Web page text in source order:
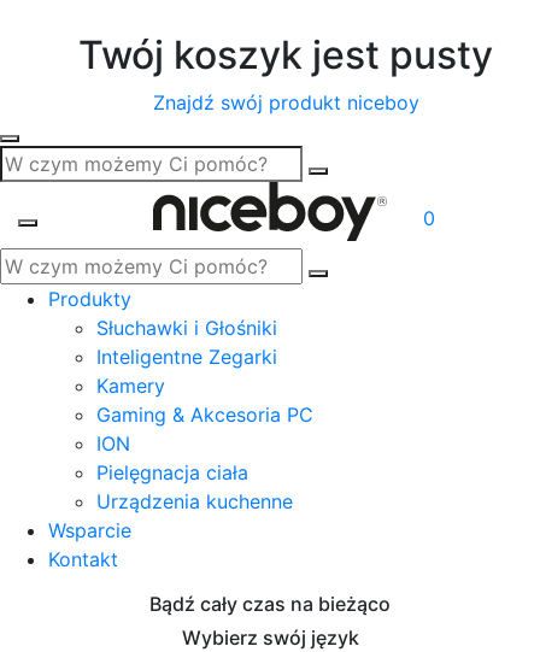
Twój koszyk jest pusty
Znajdź swój produkt niceboy
0
Produkty
Słuchawki i Głośniki
Inteligentne Zegarki
Kamery
Gaming & Akcesoria PC
ION
Pielęgnacja ciała
Urządzenia kuchenne
Wsparcie
Kontakt
Bądź cały czas na bieżąco
Wybierz swój język